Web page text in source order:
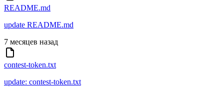
README.md
update README.md
7 месяцев назад
contest-token.txt
update: contest-token.txt